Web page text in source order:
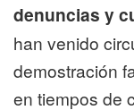
denuncias y
han venido
demostración
en tiempos de